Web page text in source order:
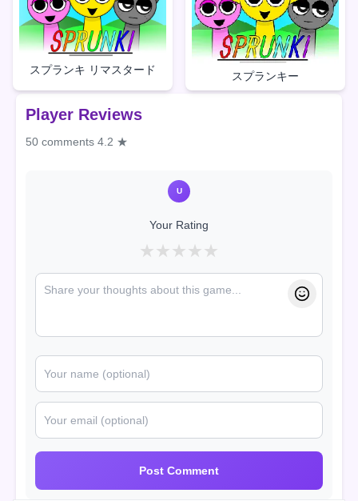
スプランキ リマスタード
スプランキー
Player Reviews
50 comments 4.2 ★
U
Your Rating
★★★★★
Post Comment